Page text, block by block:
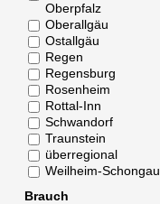
Oberpfalz
Oberallgäu
Ostallgäu
Regen
Regensburg
Rosenheim
Rottal-Inn
Schwandorf
Traunstein
überregional
Weilheim-Schongau
Brauch